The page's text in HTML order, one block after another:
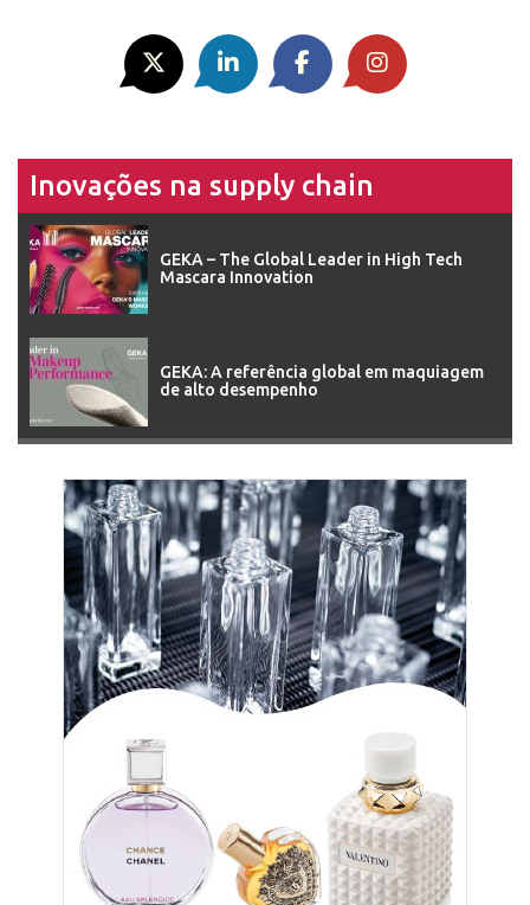
Inovações na supply chain
GEKA – The Global Leader in High Tech
Mascara Innovation
GEKA: A referência global em maquiagem
de alto desempenho